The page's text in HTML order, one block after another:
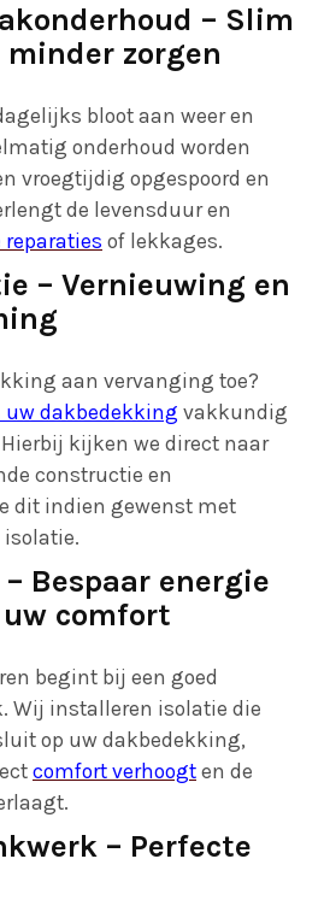
– Slim
zorgen
bloot aan weer en
onderhoud worden
vroegtijdig opgespoord en
de levensduur en
reparaties of lekkages.
– Vernieuwing en
aan vervanging toe?
uw dakbedekking vakkundig
kijken we direct naar
constructie en
dit indien gewenst met
isolatie.
Bespaar energie
comfort
begint bij een goed
Wij installeren isolatie die
op uw dakbedekking,
comfort verhoogt en de
– Perfecte